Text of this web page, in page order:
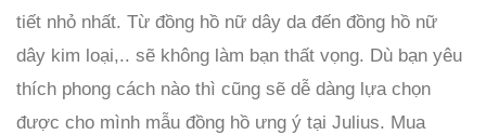
tiết nhỏ nhất. Từ đồng hồ nữ dây da đến đồng hồ nữ
dây kim loại,.. sẽ không làm bạn thất vọng. Dù bạn yêu
thích phong cách nào thì cũng sẽ dễ dàng lựa chọn
được cho mình mẫu đồng hồ ưng ý tại Julius. Mua